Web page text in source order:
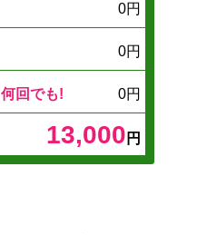
0円
0円
何回でも! 0円
13,000 円